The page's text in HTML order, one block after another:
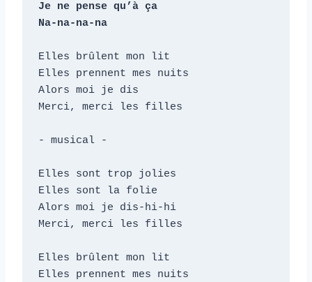
Je ne pense qu’à ça
Na-na-na-na
Elles brûlent mon lit
Elles prennent mes nuits
Alors moi je dis
Merci, merci les filles
- musical -
Elles sont trop jolies
Elles sont la folie
Alors moi je dis-hi-hi
Merci, merci les filles
Elles brûlent mon lit
Elles prennent mes nuits